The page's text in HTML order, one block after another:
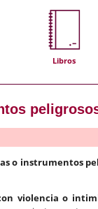
Libros
o instrumentos
violencia o